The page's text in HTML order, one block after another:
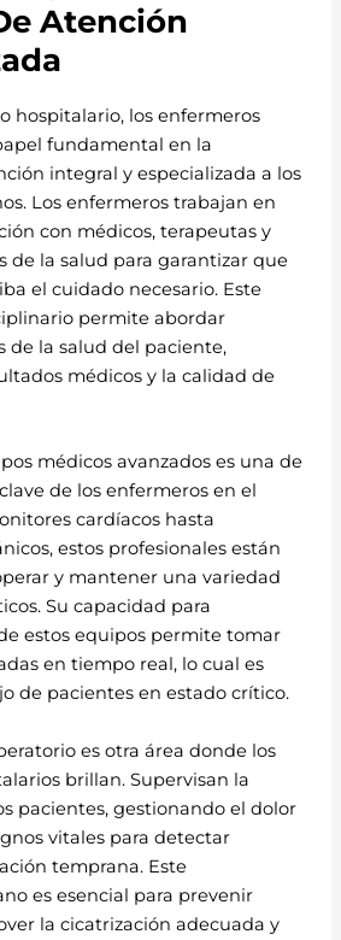
Atención
hospitalario, los enfermeros
fundamental en la
integral y especializada a los
Los enfermeros trabajan en
con médicos, terapeutas y
de la salud para garantizar que
el cuidado necesario. Este
permite abordar
de la salud del paciente,
médicos y la calidad de
médicos avanzados es una de
de los enfermeros en el
cardíacos hasta
estos profesionales están
y mantener una variedad
Su capacidad para
estos equipos permite tomar
en tiempo real, lo cual es
de pacientes en estado crítico.
es otra área donde los
brillan. Supervisan la
pacientes, gestionando el dolor
vitales para detectar
temprana. Este
es esencial para prevenir
la cicatrización adecuada y